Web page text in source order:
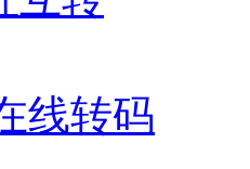
线转码